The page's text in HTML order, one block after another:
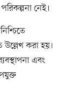
নেই।
উল্লেখ করা হয়।
এবং